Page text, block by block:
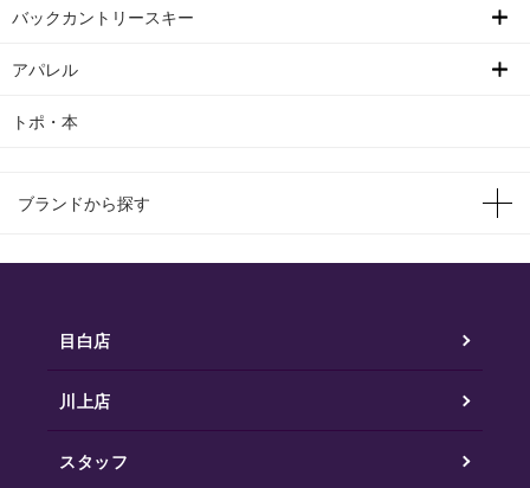
バックカントリースキー
アパレル
トポ・本
ブランドから探す
目白店
川上店
スタッフ